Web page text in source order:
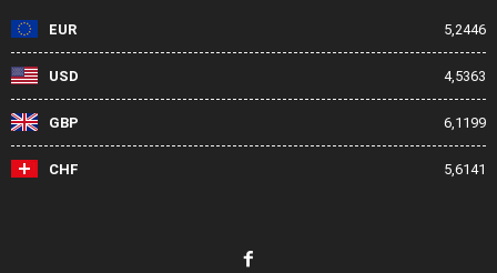
EUR 5,2446
USD 4,5363
GBP 6,1199
CHF 5,6141